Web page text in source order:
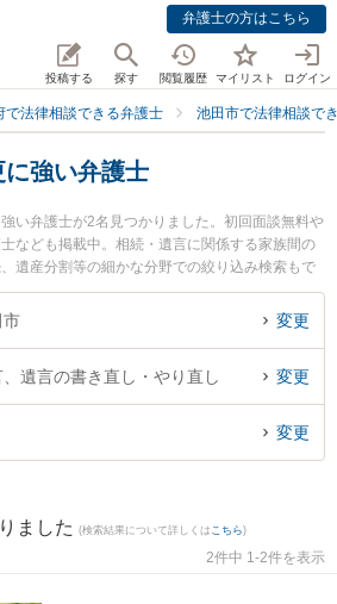
弁護士の方はこちら
投稿する 探す 閲覧履歴 マイリスト ログイン
で法律相談できる弁護士 池田市で法律相談で
強い弁護士
い弁護士が2名見つかりました。初回面談無料や
なども掲載中。相続・遺言に関係する家族間の
遺産分割等の細かな分野での絞り込み検索もで
律事務所の藤井 敦史弁護士や弁護士法人千里み
の東山 慎一朗弁護士のプロフィール情報や弁護士
たい』『初回相談無料で遺言変更を法律相談で
約したい』などでお困りの相談者さんにおすす
市 変更
遺言の書き直し・やり直し 変更
変更
ました (検索結果について詳しくは こちら)
2件中 1-2件を表示